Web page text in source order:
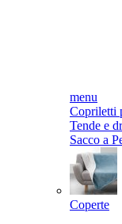
menu
Copriletti
Tende e
Sacco a
Coperte